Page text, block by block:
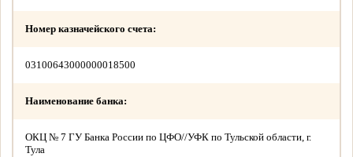
Номер казначейского счета:
03100643000000018500
Наименование банка:
ОКЦ № 7 ГУ Банка России по ЦФО//УФК по Тульской области, г.
Тула